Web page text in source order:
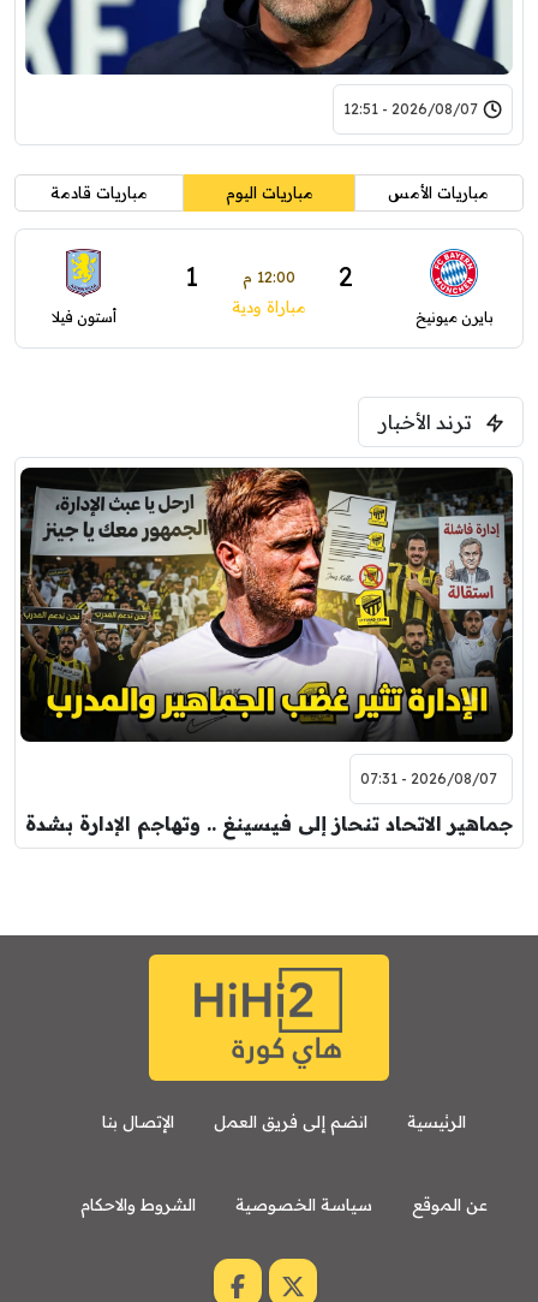
2026/08/07 - 12:51
مباريات الأمس مباريات اليوم مباريات قادمة
بايرن ميونيخ
2 12:00 م 1
مباراة ودية أستون فيلا
ترند الأخبار
2026/08/07 - 07:31
جماهير الاتحاد تنحاز إلى فيسينغ .. وتهاجم الإدارة بشدة
الرئيسية انضم إلى فريق العمل الإتصال بنا
عن الموقع سياسة الخصوصية الشروط والاحكام